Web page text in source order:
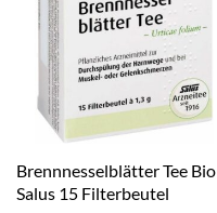
Brennnesselblätter Tee Bio
Salus 15 Filterbeutel